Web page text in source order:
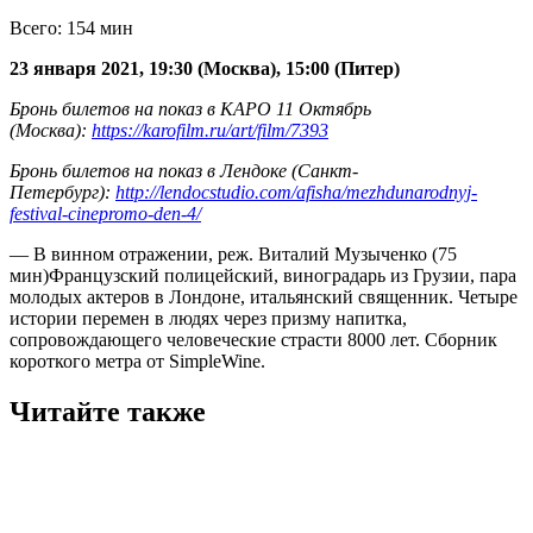
Всего: 154 мин
23 января 2021, 19:30 (Москва), 15:00 (Питер)
Бронь билетов на показ в КАРО 11 Октябрь
(Москва): https://karofilm.ru/art/film/7393
Бронь билетов на показ в Лендоке (Санкт-
Петербург): http://lendocstudio.com/afisha/mezhdunarodnyj-
festival-cinepromo-den-4/
— В винном отражении, реж. Виталий Музыченко (75
мин)Французский полицейский, виноградарь из Грузии, пара
молодых актеров в Лондоне, итальянский священник. Четыре
истории перемен в людях через призму напитка,
сопровождающего человеческие страсти 8000 лет. Сборник
короткого метра от SimpleWine.
Читайте также